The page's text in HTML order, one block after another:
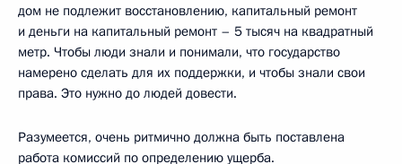
дом не подлежит восстановлению, капитальный ремонт
и деньги на капитальный ремонт – 5 тысяч на квадратный
метр. Чтобы люди знали и понимали, что государство
намерено сделать для их поддержки, и чтобы знали свои
права. Это нужно до людей довести.
Разумеется, очень ритмично должна быть поставлена
работа комиссий по определению ущерба.